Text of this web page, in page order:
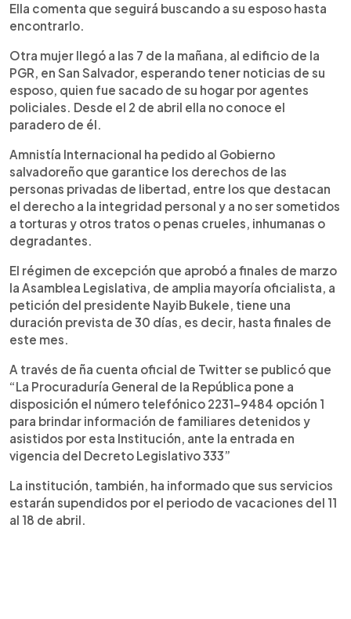
Ella comenta que seguirá buscando a su esposo hasta
encontrarlo.
Otra mujer llegó a las 7 de la mañana, al edificio de la
PGR, en San Salvador, esperando tener noticias de su
esposo, quien fue sacado de su hogar por agentes
policiales. Desde el 2 de abril ella no conoce el
paradero de él.
Amnistía Internacional ha pedido al Gobierno
salvadoreño que garantice los derechos de las
personas privadas de libertad, entre los que destacan
el derecho a la integridad personal y a no ser sometidos
a torturas y otros tratos o penas crueles, inhumanas o
degradantes.
El régimen de excepción que aprobó a finales de marzo
la Asamblea Legislativa, de amplia mayoría oficialista, a
petición del presidente Nayib Bukele, tiene una
duración prevista de 30 días, es decir, hasta finales de
este mes.
A través de ña cuenta oficial de Twitter se publicó que
“La Procuraduría General de la República pone a
disposición el número telefónico 2231-9484 opción 1
para brindar información de familiares detenidos y
asistidos por esta Institución, ante la entrada en
vigencia del Decreto Legislativo 333”
La institución, también, ha informado que sus servicios
estarán supendidos por el periodo de vacaciones del 11
al 18 de abril.